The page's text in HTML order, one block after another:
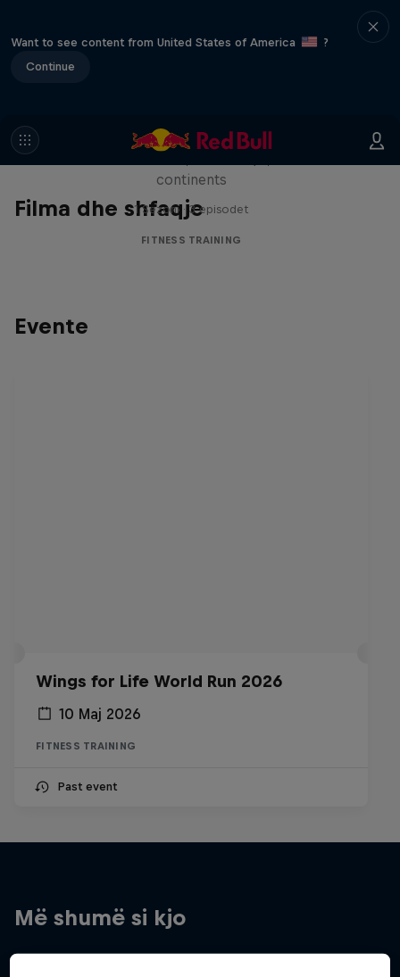
Want to see content from United States of America
?
Continue
Filma dhe shfaqje
Race
continents
1 Sezoni · 3 episodet
FITNESS TRAINING
Evente
Wings for Life World Run 2026
10 Maj 2026
FITNESS TRAINING
Past event
Më shumë si kjo